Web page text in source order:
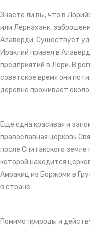
Знаете ли вы, что в
или Лернаханк,
Алаверди. Существует
Ираклий привел в
предприятий в Лори. В
советское время они
деревне проживает
Еще одна красивая и
православная церковь
после Спитакского
которой находится
Амракиц из Боржоми в
в стране.
Помимо природы и